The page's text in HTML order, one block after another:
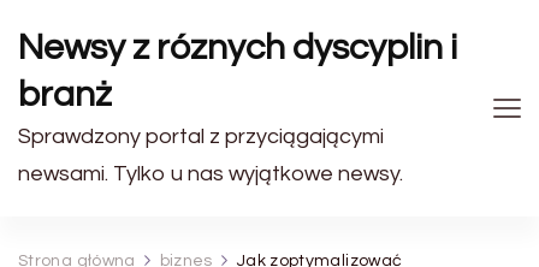
Newsy z róznych dyscyplin i
branż
Sprawdzony portal z przyciągającymi
newsami. Tylko u nas wyjątkowe newsy.
Strona główna biznes
Jak zoptymalizować